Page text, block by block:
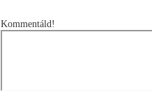
Kommentáld!